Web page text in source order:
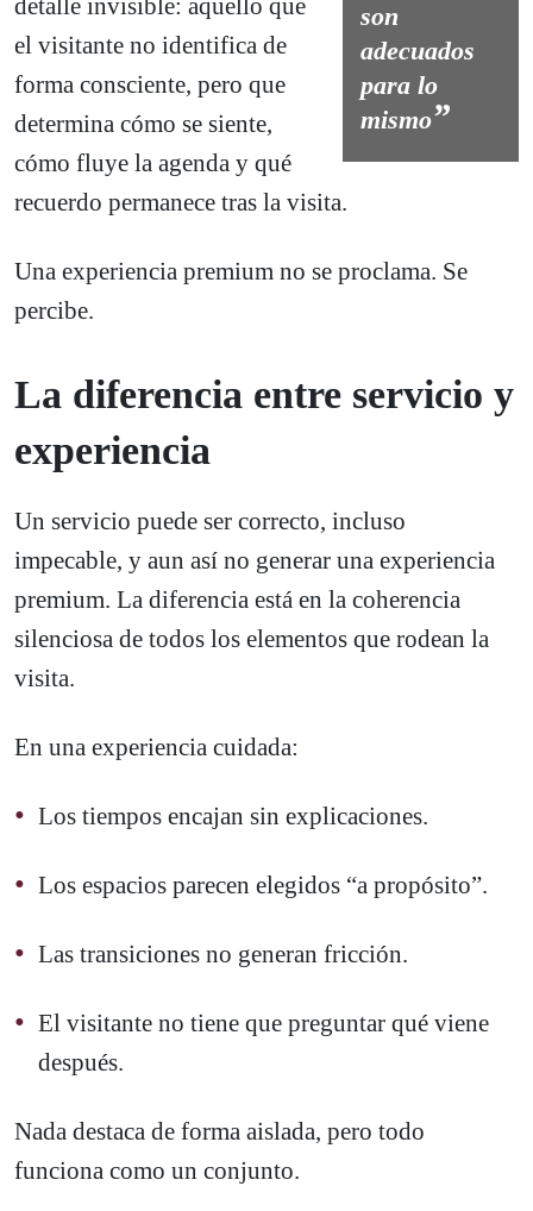
son
adecuados
para lo
mismo
detalle invisible: aquello que
el visitante no identifica de
forma consciente, pero que
determina cómo se siente,
cómo fluye la agenda y qué
recuerdo permanece tras la visita.
Una experiencia premium no se proclama. Se
percibe.
La diferencia entre servicio y
experiencia
Un servicio puede ser correcto, incluso
impecable, y aun así no generar una experiencia
premium. La diferencia está en la coherencia
silenciosa de todos los elementos que rodean la
visita.
En una experiencia cuidada:
Los tiempos encajan sin explicaciones.
Los espacios parecen elegidos “a propósito”.
Las transiciones no generan fricción.
El visitante no tiene que preguntar qué viene
después.
Nada destaca de forma aislada, pero todo
funciona como un conjunto.